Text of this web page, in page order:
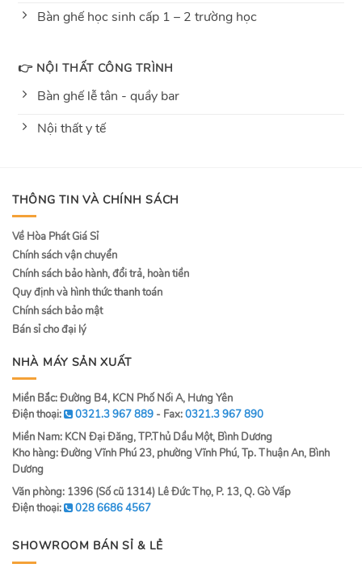
Bàn ghế học sinh cấp 1 – 2 trường học
👉 NỘI THẤT CÔNG TRÌNH
Bàn ghế lễ tân - quầy bar
Nội thất y tế
THÔNG TIN VÀ CHÍNH SÁCH
Về Hòa Phát Giá Sỉ
Chính sách vận chuyển
Chính sách bảo hành, đổi trả, hoàn tiền
Quy định và hình thức thanh toán
Chính sách bảo mật
Bán sỉ cho đại lý
NHÀ MÁY SẢN XUẤT
Miền Bắc: Đường B4, KCN Phố Nối A, Hưng Yên
Điện thoại:
0321.3 967 889 - Fax:0321.3 967 890
Miền Nam: KCN Đại Đăng, TP.Thủ Dầu Một, Bình Dương
Kho hàng: Đường Vĩnh Phú 23, phường Vĩnh Phú, Tp. Thuận An, Bình
Dương
Văn phòng: 1396 (Số cũ 1314) Lê Đức Thọ, P. 13, Q. Gò Vấp
Điện thoại:
028 6686 4567
SHOWROOM BÁN SỈ & LẺ